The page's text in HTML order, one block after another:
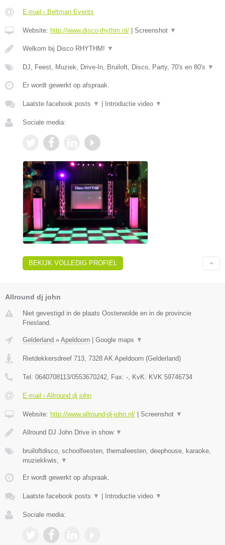
E-mail › Beltman Events
Website: http://www.disco-rhythm.nl/ | Screenshot ▼
Welkom bij Disco RHYTHM! ▼
DJ, Feest, Muziek, Drive-In, Bruiloft, Disco, Party, 70's en 80's ▼
Er wordt gewerkt op afspraak.
Laatste facebook posts ▼ | Introductie video ▼
Sociale media:
BEKIJK VOLLEDIG PROFIEL
Allround dj john
Niet gevestigd in de plaats Oosterwolde en in de provincie
Friesland.
Gelderland » Apeldoorn Google maps ▼
Rietdekkersdreef 713, 7328 AK Apeldoorn (Gelderland)
Tel: 0640708113/0553670242, Fax: -, KvK: KVK 59746734
E-mail › Allround dj john
Website: http://www.allround-dj-john.nl/ Screenshot ▼
Allround DJ John Drive in show ▼
bruiloftdisco, schoolfeesten, themafeesten, deephouse, karaoke,
muziekkwis, ▼
Er wordt gewerkt op afspraak.
Laatste facebook posts ▼ Introductie video ▼
Sociale media: